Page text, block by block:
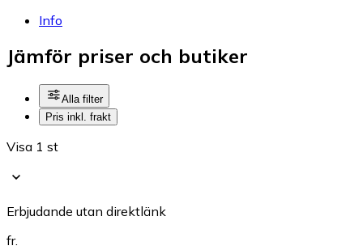
Info
Jämför priser och butiker
Alla filter
Pris inkl. frakt
Visa 1 st
Erbjudande utan direktlänk
fr.